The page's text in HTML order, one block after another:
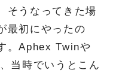
そうなってきた場
最初にやったの
。Aphex Twinや
当時でいうとこん